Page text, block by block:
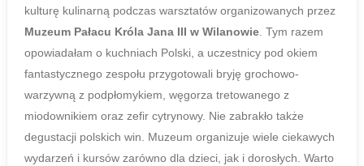
kulturę kulinarną podczas warsztatów organizowanych przez
Muzeum Pałacu Króla Jana III w Wilanowie. Tym razem
opowiadałam o kuchniach Polski, a uczestnicy pod okiem
fantastycznego zespołu przygotowali bryję grochowo-
warzywną z podpłomykiem, węgorza tretowanego z
miodownikiem oraz zefir cytrynowy. Nie zabrakło także
degustacji polskich win. Muzeum organizuje wiele ciekawych
wydarzeń i kursów zarówno dla dzieci, jak i dorosłych. Warto